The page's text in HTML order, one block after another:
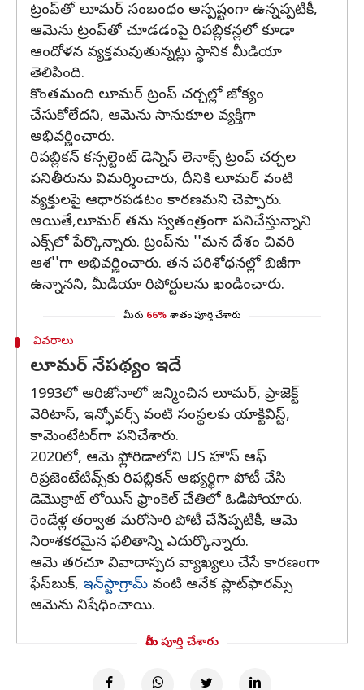
ట్రంప్‌తో లూమర్ సంబంధం అస్పష్టంగా ఉన్నప్పటికీ,
ఆమెను ట్రంప్‌తో చూడడంపై రిపబ్లికన్లలో కూడా
ఆందోళన వ్యక్తమవుతున్నట్లు స్థానిక మీడియా
తెలిపింది.
కొంతమంది లూమర్ ట్రంప్ చర్చల్లో జోక్యం
చేసుకోలేదని, ఆమెను సానుకూల వ్యక్తిగా
అభివర్ణించారు.
రిపబ్లికన్ కన్సల్టెంట్ డెన్నిస్ లెనాక్స్ ట్రంప్ చర్చల
పనితీరును విమర్శించారు, దీనికి లూమర్ వంటి
వ్యక్తులపై ఆధారపడటం కారణమని చెప్పారు.
అయితే,లూమర్ తను స్వతంత్రంగా పనిచేస్తున్నాని
ఎక్స్‌లో పేర్కొన్నారు. ట్రంప్‌ను ''మన దేశం చివరి
ఆశ''గా అభివర్ణించారు. తన పరిశోధనల్లో బిజీగా
ఉన్నానని, మీడియా రిపోర్టులను ఖండించారు.
మీరు 66% శాతం పూర్తి చేశారు
వివరాలు
లూమర్ నేపథ్యం ఇదే
1993లో అరిజోనాలో జన్మించిన లూమర్, ప్రాజెక్ట్
వెరిటాస్, ఇన్ఫోవర్స్ వంటి సంస్థలకు యాక్టివిస్ట్,
కామెంటేటర్‌గా పనిచేశారు.
2020లో, ఆమె ఫ్లోరిడాలోని US హౌస్ ఆఫ్
రిప్రజెంటేటివ్స్‌కు రిపబ్లికన్ అభ్యర్థిగా పోటీ చేసి
డెమొక్రాట్ లోయిస్ ఫ్రాంకెల్ చేతిలో ఓడిపోయారు.
రెండేళ్ల తర్వాత మరోసారి పోటీ చేసినప్పటికీ, ఆమె
నిరాశకరమైన ఫలితాన్ని ఎదుర్కొన్నారు.
ఆమె తరచూ వివాదాస్పద వ్యాఖ్యలు చేసే కారణంగా
ఫేస్‌బుక్, ఇన్‌స్టాగ్రామ్ వంటి అనేక ప్లాట్‌ఫారమ్స్
ఆమెను నిషేధించాయి.
మీరు పూర్తి చేశారు